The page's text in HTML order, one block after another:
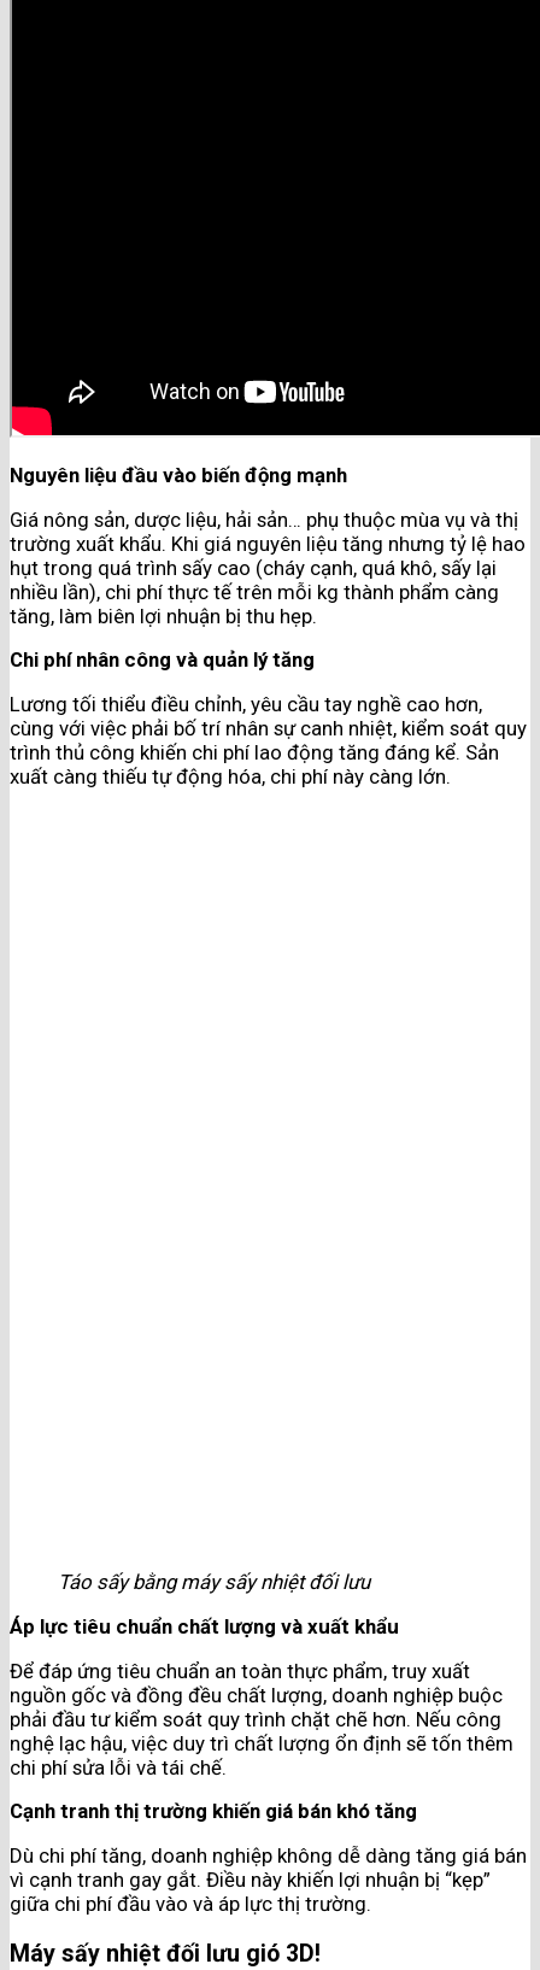
Nguyên liệu đầu vào biến động mạnh
Giá nông sản, dược liệu, hải sản… phụ thuộc mùa vụ và thị
trường xuất khẩu. Khi giá nguyên liệu tăng nhưng tỷ lệ hao
hụt trong quá trình sấy cao (cháy cạnh, quá khô, sấy lại
nhiều lần), chi phí thực tế trên mỗi kg thành phẩm càng
tăng, làm biên lợi nhuận bị thu hẹp.
Chi phí nhân công và quản lý tăng
Lương tối thiểu điều chỉnh, yêu cầu tay nghề cao hơn,
cùng với việc phải bố trí nhân sự canh nhiệt, kiểm soát quy
trình thủ công khiến chi phí lao động tăng đáng kể. Sản
xuất càng thiếu tự động hóa, chi phí này càng lớn.
Táo sấy bằng máy sấy nhiệt đối lưu
Áp lực tiêu chuẩn chất lượng và xuất khẩu
Để đáp ứng tiêu chuẩn an toàn thực phẩm, truy xuất
nguồn gốc và đồng đều chất lượng, doanh nghiệp buộc
phải đầu tư kiểm soát quy trình chặt chẽ hơn. Nếu công
nghệ lạc hậu, việc duy trì chất lượng ổn định sẽ tốn thêm
chi phí sửa lỗi và tái chế.
Cạnh tranh thị trường khiến giá bán khó tăng
Dù chi phí tăng, doanh nghiệp không dễ dàng tăng giá bán
vì cạnh tranh gay gắt. Điều này khiến lợi nhuận bị “kẹp”
giữa chi phí đầu vào và áp lực thị trường.
Máy sấy nhiệt đối lưu gió 3D!